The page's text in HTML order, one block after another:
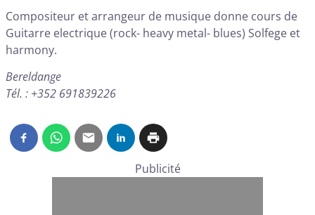
Compositeur et arrangeur de musique donne cours de
Guitarre electrique (rock- heavy metal- blues) Solfege et
harmony.
Bereldange
Tél. : +352 691839226
Publicité